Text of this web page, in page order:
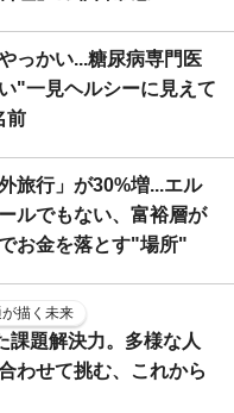
っかい...糖尿病専門医
"一見ヘルシーに見えて
前
旅行」が30%増...エル
ルでもない、富裕層が
お金を落とす"場所"
描く未来
課題解決力。多様な人
わせて挑む、これから